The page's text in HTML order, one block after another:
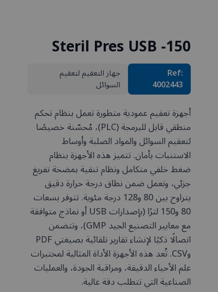
Steril Pres USB -150
Ref:
4002443
جهاز التعقيم لتعقيم
السوائل
أجهزة تعقيم عمودية متطورة تعمل بنظام تحكم
منطقي قابل للبرمجة (PLC)، مُحسّنة خصيصًا
لتعقيم السوائل والمواد الصلبة وأوساط
الاستنبات بأمان. تتميز هذه الأجهزة بنظام
ضغط خلفي متكامل ونظام تنقية بمضخة تفريغ
جزئي، وتعمل ضمن نطاق درجة حرارة دقيق
يتراوح بين 80 و128 درجة مئوية. تتوفر بسعات
80 و150 لترًا (بإصدارات USB أو نماذج متوافقة
مع معايير التصنيع الجيد GMP)، وتتضمن
اتصالًا ذكيًا لإنشاء تقارير تلقائية بصيغتي PDF
وCSV. تُعد هذه الأجهزة الأداة المثالية لمختبرات
علم الأحياء الدقيقة، ومراقبة الجودة، والعمليات
الصناعية التي تتطلب دقة عالية.